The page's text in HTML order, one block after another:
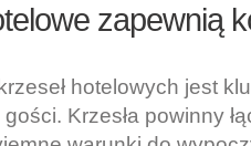
zapewnią
hotelowych jest
Krzesła powinny